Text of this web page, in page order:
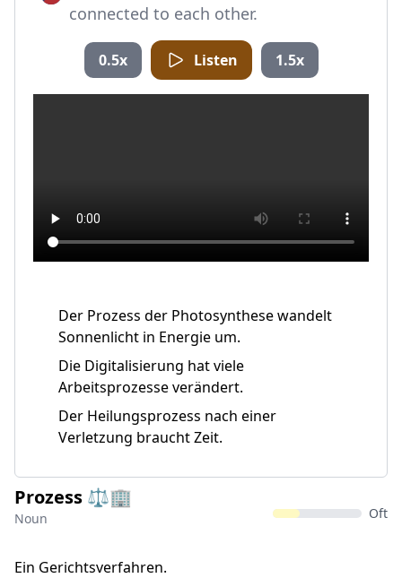
connected to each other.
0.5x Listen 1.5x
Der Prozess der Photosynthese wandelt
Sonnenlicht in Energie um.
Die Digitalisierung hat viele
Arbeitsprozesse verändert.
Der Heilungsprozess nach einer
Verletzung braucht Zeit.
Prozess ⚖️🏢
Noun Oft
Ein Gerichtsverfahren.